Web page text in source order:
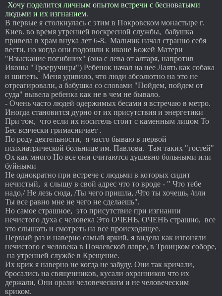
Хочу поделится личным опытом встречи с бесноватыми
людьми и их изгнанием.
В первые я столкнулась с этим в Покровском монастыре г.
Киев. во время утренней воскресной службы, бабушка
привела в храм внука лет 6-8. Мальчик начал странно себя
вести, но когда они подошли к иконе Божей Матери
"Взыскание погибших" (она с лева от алтаря, напротив
Иконы "Троеручицы") Ребенок начал на нее Лаять как собака
и шипеть. Меня удивило, что люди абсолютно на это не
отреагировали, а бабушка со словами "Пойдем, пойдем от
суда" вывела ребенка как не в чем не бывало.
- Очень часто людей одержимых бесами я встречаю в метро.
Иногда становится дурно от их присутствия и энергетики
При том, что если их носитель стоит с каменным лицом То
Бес всячески гримасничает .
По роду деятельности, я часто бываю в первой
психиатрической больнице им. Павлова. Там таких "гостей"
Ох как много Но все они считаются душевно больными или
буйными
Не однократно при встрече с людьми в которых сидит
нечистый, я слышу в свой адрес что то вроде - " Что тебе
надо,/ Не лезь сюда, /Ты чего пришла, /Что ты хочешь, /или
Ты все равно мне не чего не сделаешь".
Но самое страшное, это присутствие при изгнании
нечистого духа с человека Это ОЧЕНЬ, ОЧЕНЬ страшно, все
это слышать и смотреть на все происходящее.
Первый раз и наверно самый яркий, я видела как изгоняли
нечистого с человека в Почаевской лавре, в Троицком соборе,
на утренней службе в Крещение.
Их крик я наверно не когда не забуду. Они так кричали,
бросались на священников, кусали охранников что их
держали, Они орали человеческим и не человеческим
криком.